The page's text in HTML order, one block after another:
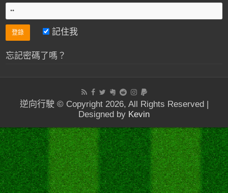
記住我
忘記密碼了嗎？
逆向行駛 © Copyright 2026, All Rights Reserved |
Designed by Kevin